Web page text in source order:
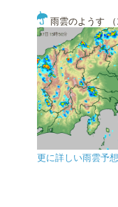
雨雲のようす （
更に詳しい雨雲予